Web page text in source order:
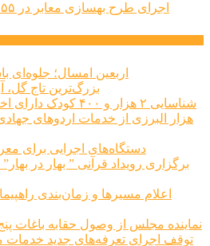
اجرای طرح بهسازی معابر در ۵۵ روستای استان البرز
اربعین امسال؛ جلوه‌ای
بزرگ‌ترین تاج
شناسایی ۲ هزار و ۴۰۰ کودک دارای اختلالات بینایی در البرز
دستگاه‌های اجرایی برای
نماینده مجلس از وصول حقابه باغات